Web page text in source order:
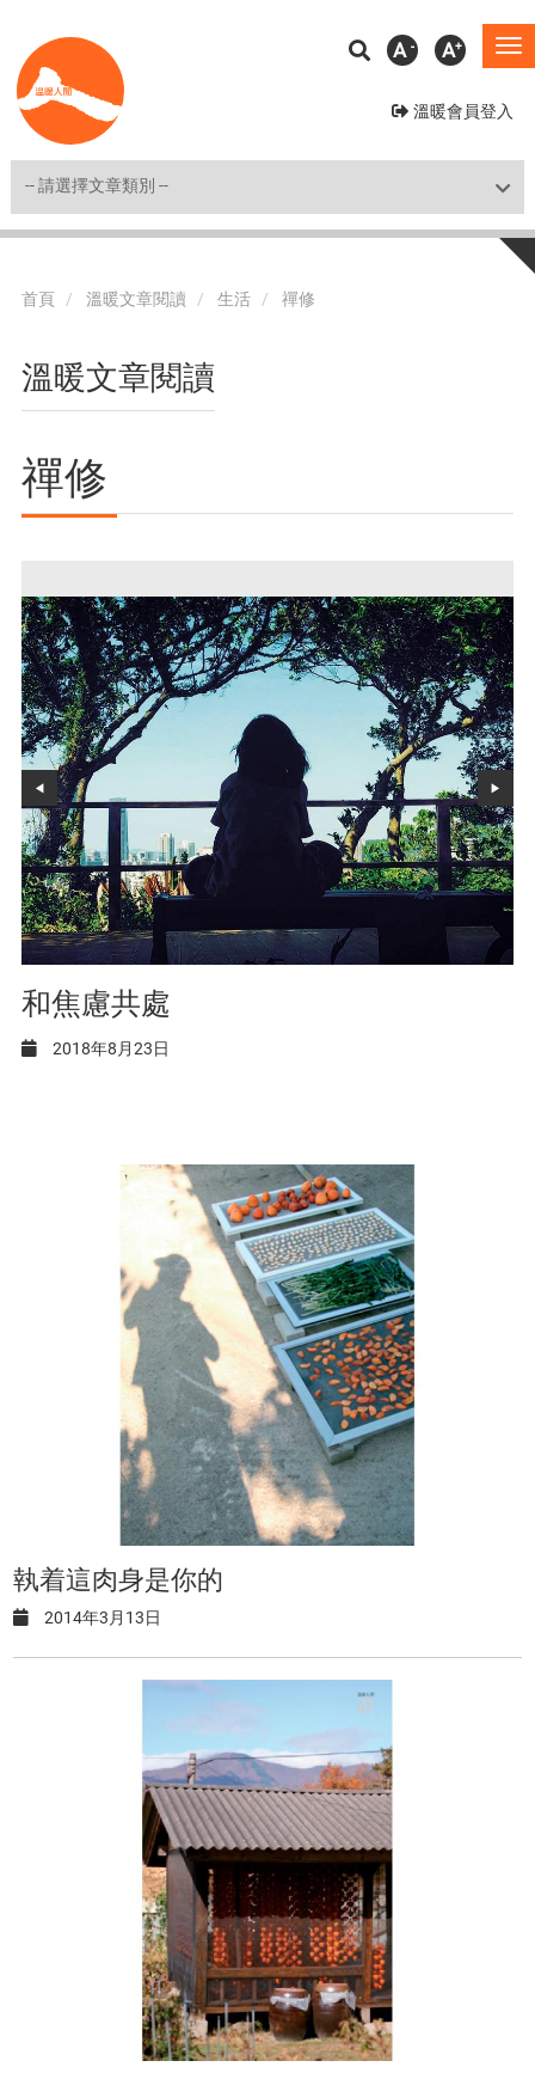
至
主
溫暖會員登入
A A
Shortcut
首頁 溫暖文章閱讀 生活 禪修
溫暖文章閱讀
禪修
和焦慮共處
2018年8月23日
執着這肉身是你的
2014年3月13日